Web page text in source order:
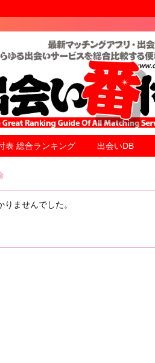
表 総合ランキング 出会いDB
ませんでした。